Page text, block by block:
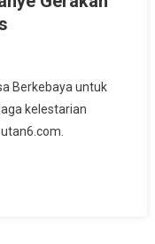
Berkebaya untuk
kelestarian